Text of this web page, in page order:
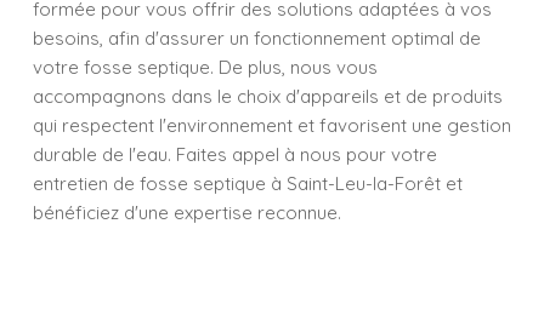
formée pour vous offrir des solutions adaptées à vos
besoins, afin d'assurer un fonctionnement optimal de
votre fosse septique. De plus, nous vous
accompagnons dans le choix d'appareils et de produits
qui respectent l'environnement et favorisent une gestion
durable de l'eau. Faites appel à nous pour votre
entretien de fosse septique à Saint-Leu-la-Forêt et
bénéficiez d'une expertise reconnue.